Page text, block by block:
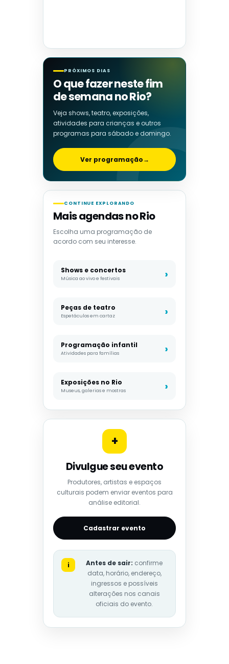
PRÓXIMOS DIAS
O que fazer neste fim
de semana no Rio?
Veja shows, teatro, exposições,
atividades para crianças e outros
programas para sábado e domingo.
Ver programação→
CONTINUE EXPLORANDO
Mais agendas no Rio
Escolha uma programação de
acordo com seu interesse.
Shows e concertos
Música ao vivo e festivais
Peças de teatro
Espetáculos em cartaz
Programação infantil
Atividades para famílias
Exposições no Rio
Museus, galerias e mostras
+
Divulgue seu evento
Produtores, artistas e espaços
culturais podem enviar eventos para
análise editorial.
Cadastrar evento
i Antes de sair: confirme
data, horário, endereço,
ingressos e possíveis
alterações nos canais
oficiais do evento.